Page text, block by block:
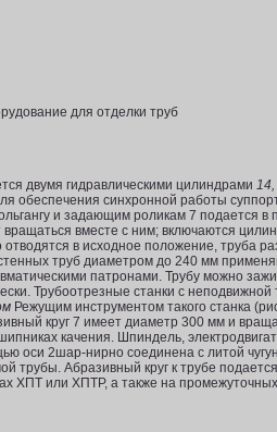
двумя гидравлическими цилиндрами 14,
обеспечения синхронной работы
и задающим роликам 7 подается в
вместе с ним; включаются
в исходное положение, труба
труб диаметром до 240 мм
патро­нами. Трубу можно
Трубоотрезные станки с
Режущим инструментом такого станка
круг 7 имеет диаметр 300 мм и
качения. Шпиндель,
оси 2шар-нирно соединена с литой
трубы. Абразивный круг к трубе
ХПТ или ХПТР, а также на